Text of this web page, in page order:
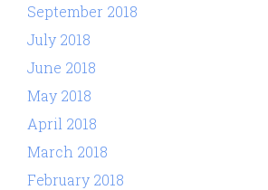
September 2018
July 2018
June 2018
May 2018
April 2018
March 2018
February 2018